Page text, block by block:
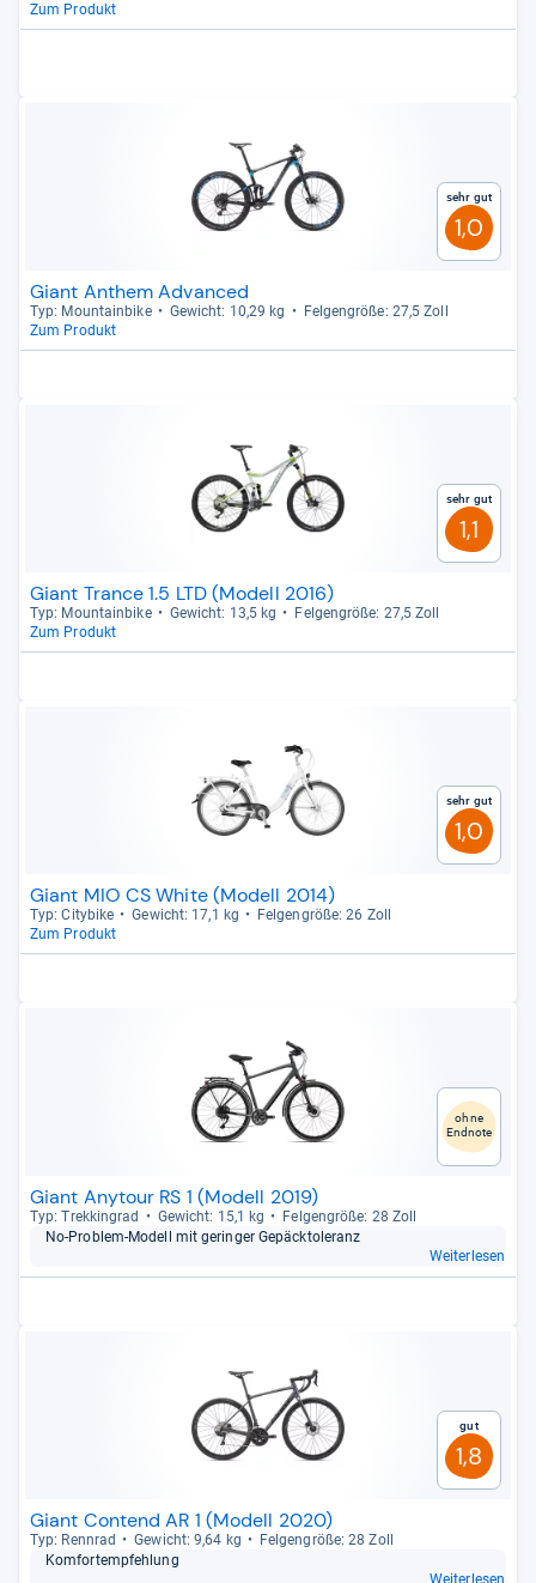
Zum Produkt
Sehr gut
1,0
Giant Anthem Advanced
Typ: Moun­tain­bike Gewicht: 10,29 kg
Fel­gen­größe: 27,5 Zoll
Zum Produkt
Sehr gut
1,1
Giant Trance 1.5 LTD (Modell 2016)
Typ: Moun­tain­bike Gewicht: 13,5 kg
Fel­gen­größe: 27,5 Zoll
Zum Produkt
Sehr gut
1,0
Giant MIO CS White (Modell 2014)
Typ: City­bike Gewicht: 17,1 kg
Fel­gen­größe: 26 Zoll
Zum Produkt
ohne
Endnote
Giant Anytour RS 1 (Modell 2019)
Typ: Trek­kin­grad Gewicht: 15,1 kg
Fel­gen­größe: 28 Zoll
No-​Pro­blem-​Modell mit gerin­ger Gepäck­to­le­ranz
Weiterlesen
Gut
1,8
Giant Contend AR 1 (Modell 2020)
Typ: Renn­rad Gewicht: 9,64 kg
Fel­gen­größe: 28 Zoll
Kom­for­t­emp­feh­lung
Weiterlesen